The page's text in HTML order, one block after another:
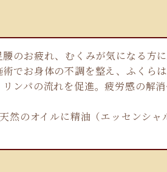
のお疲れ、むくみが気になる方に
でお身体の不調を整え、ふくら
リンパの流れを促進。疲労感の解
然のオイルに精油（エッセンシャ